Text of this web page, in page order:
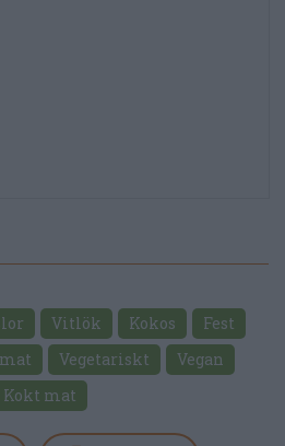
Vitlök Kokos
Fest
Vegetariskt
Vegan
Kokt mat